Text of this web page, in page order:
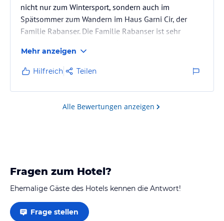
nicht nur zum Wintersport, sondern auch im
Spätsommer zum Wandern im Haus Garni Cir, der
Familie Rabanser. Die Familie Rabanser ist sehr
unterschiedlichsten Gründen Hilfe benötigt wird,
steht Fam. R. mit Rat und Tat zur Seite.
Von dem am Berg liegenden Haus können wir vom
Zimmer und Balkon aus, dem Frühstücks- und
Gesellschaftsraum sowie von den vor dem Haus
Mehr anzeigen
Hilfreich Teilen
Alle Bewertungen anzeigen
Fragen zum Hotel?
Ehemalige Gäste des Hotels kennen die Antwort!
Frage stellen